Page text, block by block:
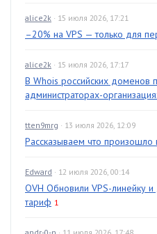
alice2k · 15 июля 2026, 17:21
–20% на VPS — только для
alice2k · 15 июля 2026, 17:17
В Whois российских доменов
администраторах-
tten9mrg · 13 июля 2026, 12:09
Рассказываем что произошло
Edward · 12 июля 2026, 00:14
OVH Обновили VPS-линейку
тариф 1